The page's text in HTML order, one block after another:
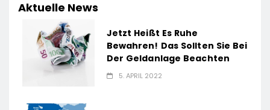
Aktuelle News
Jetzt Heißt Es Ruhe
Bewahren! Das Sollten Sie Bei
Der Geldanlage Beachten
5. APRIL 2022